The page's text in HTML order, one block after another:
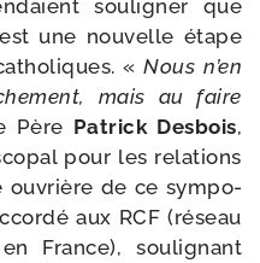
sou­li­gner que
une nou­velle étape
«Nous n’en
mais au faire
Père Patrick Desbois,
pour les rela­tions
ouvrière de ce sym­po­
aux RCF (réseau
France), sou­li­gnant